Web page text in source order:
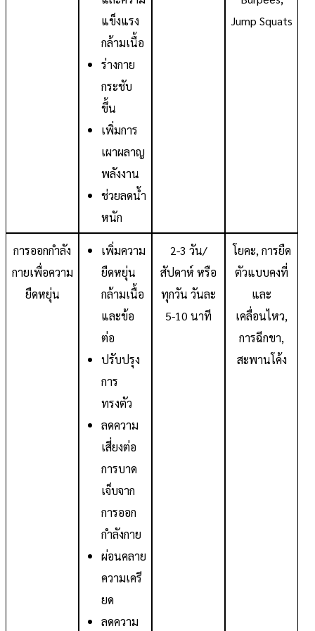
แข็งแรง
กล้ามเนื้อ
ร่างกาย
กระชับ
ขึ้น
เพิ่มการ
เผาผลาญ
พลังงาน
ช่วยลดน้ำ
หนัก
Jump Squats
การออกกำลัง
กายเพื่อความ
ยืดหยุ่น
เพิ่มความ
ยืดหยุ่น
กล้ามเนื้อ
และข้อ
ต่อ
ปรับปรุง
การ
ทรงตัว
ลดความ
เสี่ยงต่อ
การบาด
เจ็บจาก
การออก
กำลังกาย
ผ่อนคลาย
ความเครี
ยด
ลดความ
2-3 วัน/
สัปดาห์ หรือ
ทุกวัน วันละ
5-10 นาที
โยคะ, การยืด
ตัวแบบคงที่
และ
เคลื่อนไหว,
การฉีกขา,
สะพานโค้ง